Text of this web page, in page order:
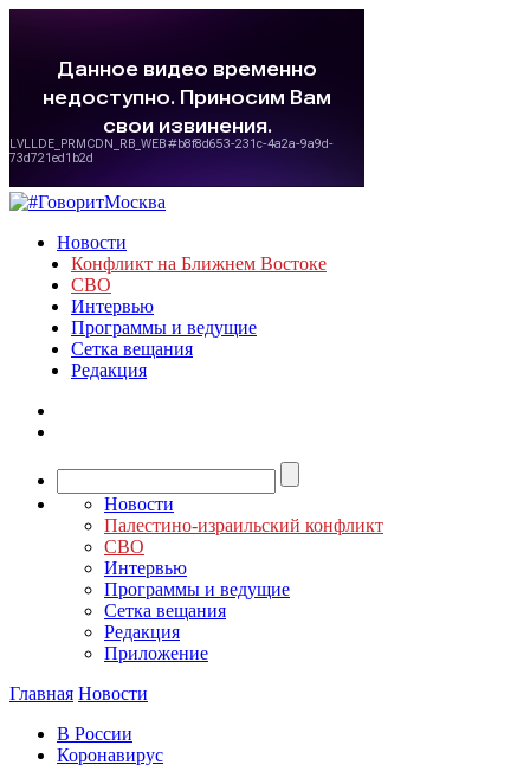
Новости
Конфликт на Ближнем Востоке
СВО
Интервью
Программы и ведущие
Сетка вещания
Редакция
Новости
Палестино-израильский конфликт
СВО
Интервью
Программы и ведущие
Сетка вещания
Редакция
Приложение
Главная Новости
В России
Коронавирус